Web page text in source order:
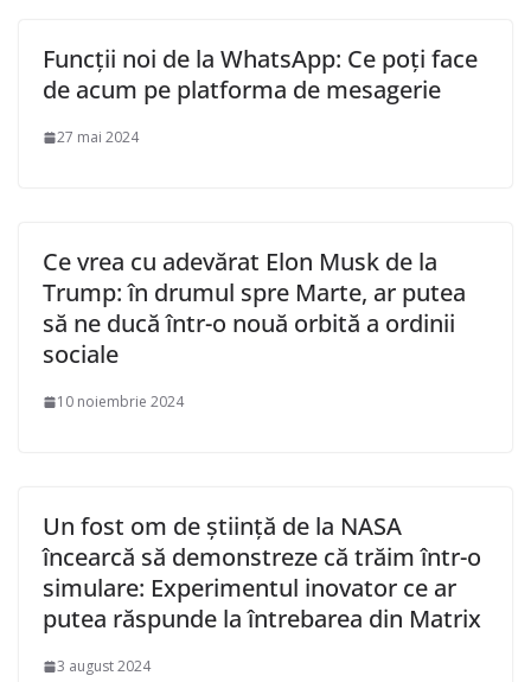
Funcții noi de la WhatsApp: Ce poți face
de acum pe platforma de mesagerie
27 mai 2024
Ce vrea cu adevărat Elon Musk de la
Trump: în drumul spre Marte, ar putea
să ne ducă într-o nouă orbită a ordinii
sociale
10 noiembrie 2024
Un fost om de știință de la NASA
încearcă să demonstreze că trăim într-o
simulare: Experimentul inovator ce ar
putea răspunde la întrebarea din Matrix
3 august 2024